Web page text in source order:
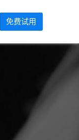
免费试用